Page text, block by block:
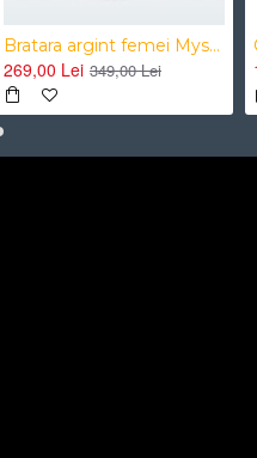
Bratara argint femei Mystyle Heart Bracelet tip Pandora
269,00 Lei 349,00 Lei